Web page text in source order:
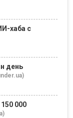
хаба с
день
000